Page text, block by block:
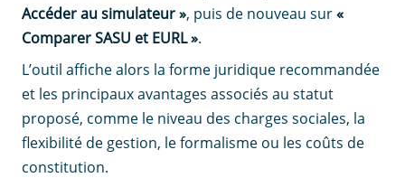
Accéder au simulateur », puis de nouveau sur«
Comparer SASU et EURL ».
L’outil affiche alors la forme juridique recommandée
et les principaux avantages associés au statut
proposé, comme le niveau des charges sociales, la
flexibilité de gestion, le formalisme ou les coûts de
constitution.